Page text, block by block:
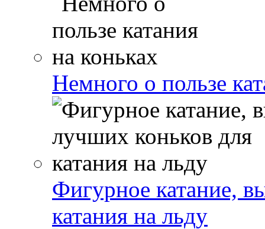
Немного о пользе
Фигурное катание,
катания на льду